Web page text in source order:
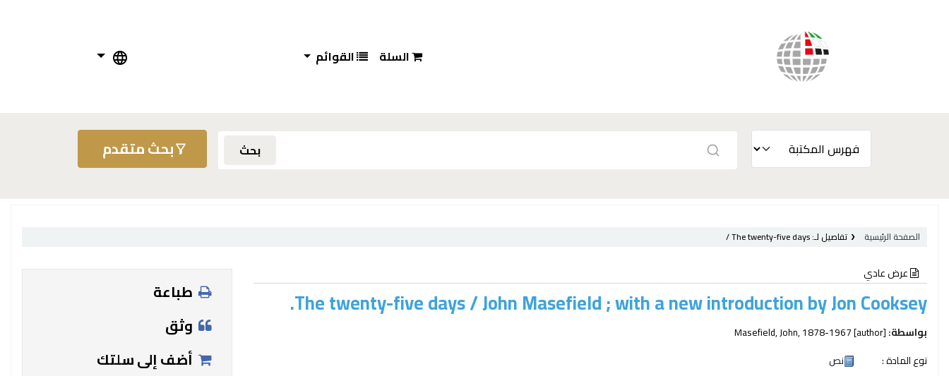
السلة القوائم
بحث بحث متقدم
الصفحة الرئيسية تفاصيل لـ:The twenty-five days /
عرض عادي
The twenty-five days /John Masefield ; with a new introduction by Jon Cooksey.
بواسطة: Masefield, John, 1878-1967[author]
نوع المادة :
نص
طباعة
وثق
أضف إلى سلتك